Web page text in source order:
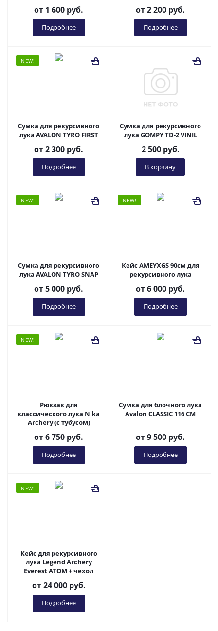
от 1 600 руб.
Подробнее
от2 200 руб.
Подробнее
NEW!
Сумка для рекурсивного
лука AVALON TYRO FIRST
от2 300 руб.
Подробнее
Сумка для рекурсивного
лука GOMPY TD-2 VINIL
2 500руб.
В корзину
NEW!
Сумка для рекурсивного
лука AVALON TYRO SNAP
от5 000 руб.
Подробнее
NEW!
Кейс AMEYXGS 90см для
рекурсивного лука
от6 000 руб.
Подробнее
NEW!
Рюкзак для
классического лука Nika
Archery (с тубусом)
от6 750 руб.
Подробнее
Сумка для блочного лука
Avalon CLASSIC 116 CM
от9 500 руб.
Подробнее
NEW!
Кейс для рекурсивного
лука Legend Archery
Everest ATOM + чехол
от24 000 руб.
Подробнее